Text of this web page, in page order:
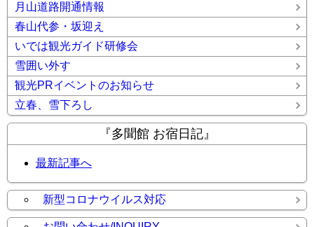
月山道路開通情報
春山代参・坂迎え
いでは観光ガイド研修会
雪囲い外す
観光PRイベントのお知らせ
立春、雪下ろし
『多聞館 お宿日記』
最新記事へ
新型コロナウイルス対応